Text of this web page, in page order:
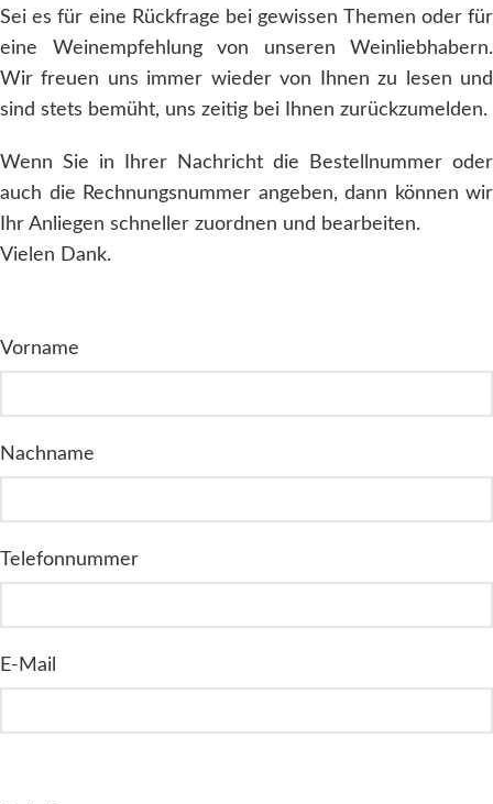
Sei es für eine Rückfrage bei gewissen Themen oder für
eine Weinempfehlung von unseren Weinliebhabern.
Wir freuen uns immer wieder von Ihnen zu lesen und
sind stets bemüht, uns zeitig bei Ihnen zurückzumelden.
Wenn Sie in Ihrer Nachricht die Bestellnummer oder
auch die Rechnungsnummer angeben, dann können wir
Ihr Anliegen schneller zuordnen und bearbeiten.
Vielen Dank.
Vorname
Nachname
Telefonnummer
E-Mail